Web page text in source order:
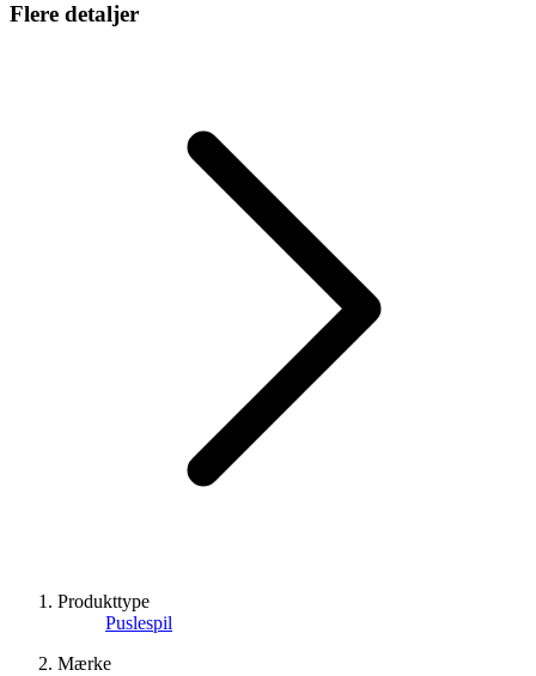
Flere detaljer
Produkttype
Puslespil
Mærke